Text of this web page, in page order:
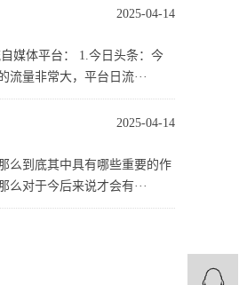
2025-04-14
媒体平台： 1.今日头条：今
量非常大，平台日流···
2025-04-14
么到底其中具有哪些重要的作
对于今后来说才会有···